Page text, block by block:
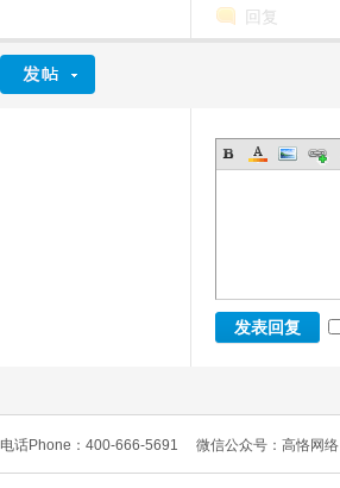
回复
发表回复
电话Phone：400-666-5691 微信公众号：高恪网络